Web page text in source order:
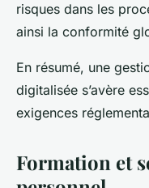
risques dans les
ainsi la conformité
En résumé, une
digitalisée s’avère
exigences
Formation et